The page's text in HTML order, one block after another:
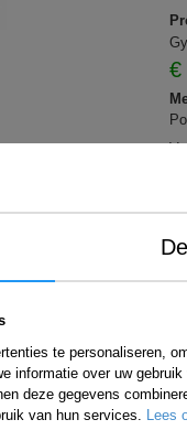
€
te personaliseren,
informatie over uw
deze gegevens
van hun services. Lees